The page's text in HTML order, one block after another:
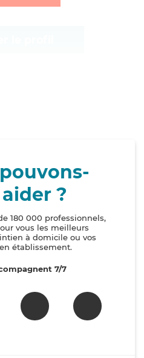
?
180 000 professionnels,
vous les meilleurs
à domicile ou vos
établissement.
7/7